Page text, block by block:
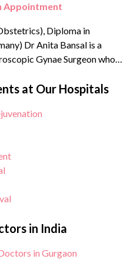
Appointment
Diploma in
Dr Anita Bansal is a
Gynae Surgeon who
(Diplomat National Board
to provide quality medical
at Our Hospitals
in India
in Gurgaon